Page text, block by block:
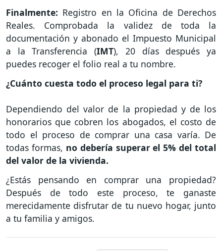
Finalmente: Registro en la Oficina de Derechos
Reales. Comprobada la validez de toda la
documentación y abonado el Impuesto Municipal
a la Transferencia (IMT), 20 días después ya
puedes recoger el folio real a tu nombre.
¿Cuánto cuesta todo el proceso legal para ti?
Dependiendo del valor de la propiedad y de los
honorarios que cobren los abogados, el costo de
todo el proceso de comprar una casa varía. De
todas formas, no debería superar el 5% del total
del valor de la vivienda.
¿Estás pensando en comprar una propiedad?
Después de todo este proceso, te ganaste
merecidamente disfrutar de tu nuevo hogar, junto
a tu familia y amigos.